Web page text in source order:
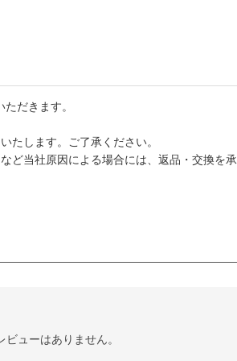
だきます。
たします。ご了承ください。
ど当社原因による場合には、返品・交換を
ビューはありません。